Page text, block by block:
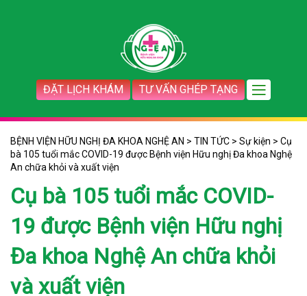
ĐẶT LỊCH KHÁM TƯ VẤN GHÉP TẠNG
BỆNH VIỆN HỮU NGHỊ ĐA KHOA NGHỆ AN > TIN TỨC > Sự kiện > Cụ
bà 105 tuổi mắc COVID-19 được Bệnh viện Hữu nghị Đa khoa Nghệ
An chữa khỏi và xuất viện
Cụ bà 105 tuổi mắc COVID-
19 được Bệnh viện Hữu nghị
Đa khoa Nghệ An chữa khỏi
và xuất viện